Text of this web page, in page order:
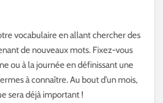
vocabulaire en allant chercher des
de nouveaux mots. Fixez-vous
ou à la journée en définissant une
à connaître. Au bout d’un mois,
sera déjà important !